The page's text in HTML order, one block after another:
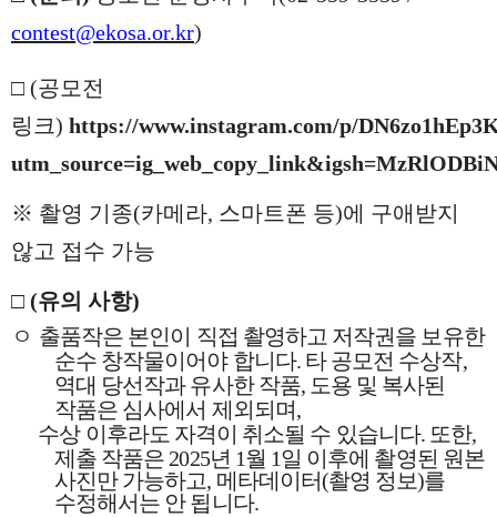
contest@ekosa.or.kr)
□ (공모전
링크) https://www.instagram.com/p/
※ 촬영 기종(카메라, 스마트폰 등)에 구애받지
않고 접수 가능
□ (유의 사항)
ㅇ 출품작은 본인이 직접 촬영하고 저작권을 보유한
순수 창작물이어야 합니다. 타 공모전 수상작,
역대 당선작과 유사한 작품, 도용 및 복사된
작품은 심사에서 제외되며,
수상 이후라도 자격이 취소될 수 있습니다. 또한,
제출 작품은 2025년 1월 1일 이후에 촬영된 원본
사진만 가능하고, 메타데이터(촬영 정보)를
수정해서는 안 됩니다.